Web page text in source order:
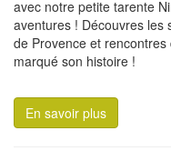
avec notre petite tarente
aventures ! Découvres les
de Provence et
marqué son histoire !
En savoir plus